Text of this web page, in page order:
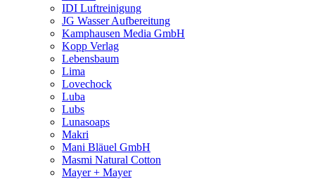
IDI Luftreinigung
JG Wasser Aufbereitung
Kamphausen Media GmbH
Kopp Verlag
Lebensbaum
Lima
Lovechock
Luba
Lubs
Lunasoaps
Makri
Mani Bläuel GmbH
Masmi Natural Cotton
Mayer + Mayer